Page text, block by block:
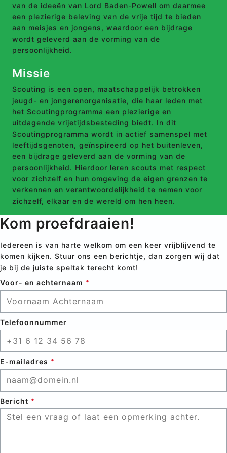
van de ideeën van Lord Baden-Powell om daarmee
een plezierige beleving van de vrije tijd te bieden
aan meisjes en jongens, waardoor een bijdrage
wordt geleverd aan de vorming van de
persoonlijkheid.
Missie
Scouting is een open, maatschappelijk betrokken
jeugd- en jongerenorganisatie, die haar leden met
het Scoutingprogramma een plezierige en
uitdagende vrijetijdsbesteding biedt. In dit
Scoutingprogramma wordt in actief samenspel met
leeftijdsgenoten, geïnspireerd op het buitenleven,
een bijdrage geleverd aan de vorming van de
persoonlijkheid. Hierdoor leren scouts met respect
voor zichzelf en hun omgeving de eigen grenzen te
verkennen en verantwoordelijkheid te nemen voor
zichzelf, elkaar en de wereld om hen heen.
Kom proefdraaien!
Iedereen is van harte welkom om een keer vrijblijvend te
komen kijken. Stuur ons een berichtje, dan zorgen wij dat
je bij de juiste speltak terecht komt!
Voor- en achternaam
Telefoonnummer
E-mailadres
Bericht